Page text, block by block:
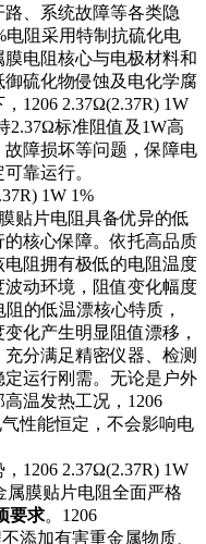
、系统故障等各类隐
电阻采用特制抗硫化电
电阻核心与电极材料和
硫化物侵蚀及电化学腐
1206 2.37Ω(2.37R) 1W
2.37Ω标准阻值及1W高
障损坏等问题，保障电
靠运行。
1W 1%
贴片电阻具备优异的低
核心保障。依托高品质
阻拥有极低的电阻温度
动环境，阻值变化幅度
阻的低温漂核心特质，
化产生明显阻值漂移，
分满足精密仪器、检测
运行刚需。无论是户外
温发热工况，1206
性能恒定，不会影响电
1206 2.37Ω(2.37R) 1W
属膜贴片电阻全面严格
要求。1206
添加有害重金属物质、